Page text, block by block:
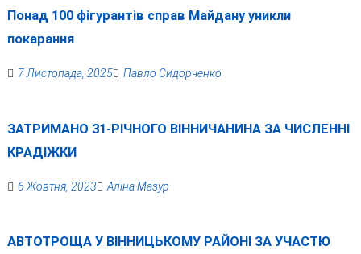
Понад 100 фігурантів справ Майдану уникли
покарання
7 Листопада, 2025 Павло Сидорченко
ЗАТРИМАНО 31-РІЧНОГО ВІННИЧАНИНА ЗА ЧИСЛЕННІ
КРАДІЖКИ
6 Жовтня, 2023 Аліна Мазур
АВТОТРОЩА У ВІННИЦЬКОМУ РАЙОНІ ЗА УЧАСТЮ